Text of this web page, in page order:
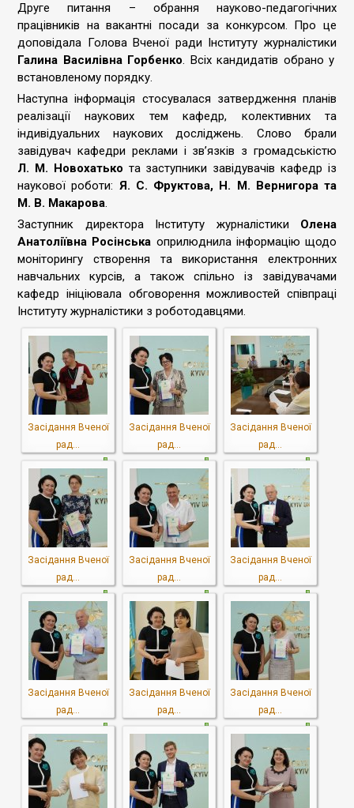
Друге питання – обрання науково-педагогічних
працівників на вакантні посади за конкурсом. Про це
доповідала Голова Вченої ради Інституту журналістики
Галина Василівна Горбенко. Всіх кандидатів обрано у
встановленому порядку.
Наступна інформація стосувалася затвердження планів
реалізації наукових тем кафедр, колективних та
індивідуальних наукових досліджень. Слово брали
завідувач кафедри реклами і зв’язків з громадськістю
Л. М. Новохатько та заступники завідувачів кафедр із
наукової роботи: Я. С. Фруктова, Н. М. Вернигора та
М. В. Макарова.
Заступник директора Інституту журналістики Олена
Анатоліївна Росінська оприлюднила інформацію щодо
моніторингу створення та використання електронних
навчальних курсів, а також спільно із завідувачами
кафедр ініціювала обговорення можливостей співпраці
Інституту журналістики з роботодавцями.
Засідання Вченої
рад...
Засідання Вченої
рад...
Засідання Вченої
рад...
Засідання Вченої
рад...
Засідання Вченої
рад...
Засідання Вченої
рад...
Засідання Вченої
рад...
Засідання Вченої
рад...
Засідання Вченої
рад...